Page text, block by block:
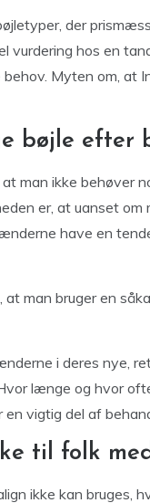
der
vurdering hos en
Myten om, at
bøjle efter
man ikke behøver
er, at uanset
have en
man bruger en
i deres nye,
længe og hvor
vigtig del af
til folk
ikke kan bruges,